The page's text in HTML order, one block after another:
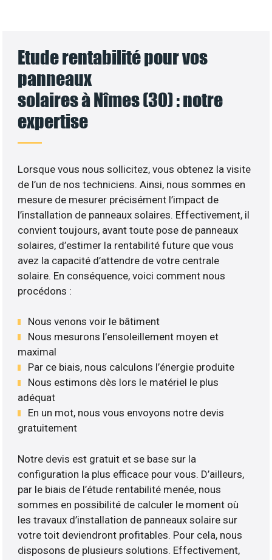
Etude rentabilité pour vos
panneaux
solaires à Nîmes (30) : notre
expertise
Lorsque vous nous sollicitez, vous obtenez la visite
de l’un de nos techniciens. Ainsi, nous sommes en
mesure de mesurer précisément l’impact de
l’installation de panneaux solaires. Effectivement, il
convient toujours, avant toute pose de panneaux
solaires, d’estimer la rentabilité future que vous
avez la capacité d’attendre de votre centrale
solaire. En conséquence, voici comment nous
procédons :
Nous venons voir le bâtiment
Nous mesurons l’ensoleillement moyen et
maximal
Par ce biais, nous calculons l’énergie produite
Nous estimons dès lors le matériel le plus
adéquat
En un mot, nous vous envoyons notre devis
gratuitement
Notre devis est gratuit et se base sur la
configuration la plus efficace pour vous. D’ailleurs,
par le biais de l’étude rentabilité menée, nous
sommes en possibilité de calculer le moment où
les travaux d’installation de panneaux solaire sur
votre toit deviendront profitables. Pour cela, nous
disposons de plusieurs solutions. Effectivement,